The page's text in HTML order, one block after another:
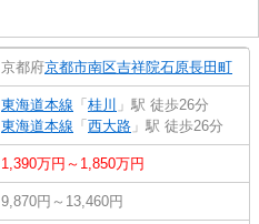
京都府京都市南区吉祥院石原長田町
東海道本線 「 桂川 」駅 徒歩26分
東海道本線 「 西大路 」駅 徒歩26分
1,390万円～1,850万円
9,870円～13,460円